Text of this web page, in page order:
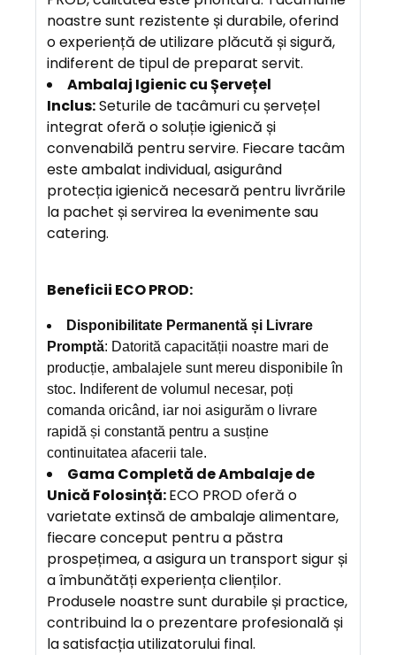
noastre sunt rezistente și durabile, oferind
o experiență de utilizare plăcută și sigură,
indiferent de tipul de preparat servit.
Ambalaj Igienic cu Șervețel
Inclus:Seturile de tacâmuri cu șervețel
integrat oferă o soluție igienică și
convenabilă pentru servire. Fiecare tacâm
este ambalat individual, asigurând
protecția igienică necesară pentru livrările
la pachet și servirea la evenimente sau
catering.
Beneficii ECO PROD:
Disponibilitate Permanentă și Livrare
Promptă: Datorită capacității noastre mari de
producție, ambalajele sunt mereu disponibile în
stoc. Indiferent de volumul necesar, poți
comanda oricând, iar noi asigurăm o livrare
rapidă și constantă pentru a susține
continuitatea afacerii tale.
Gama Completă de Ambalaje de
Unică Folosință:ECO PROD oferă o
varietate extinsă de ambalaje alimentare,
fiecare conceput pentru a păstra
prospețimea, a asigura un transport sigur și
a îmbunătăți experiența clienților.
Produsele noastre sunt durabile și practice,
contribuind la o prezentare profesională și
la satisfacția utilizatorului final.